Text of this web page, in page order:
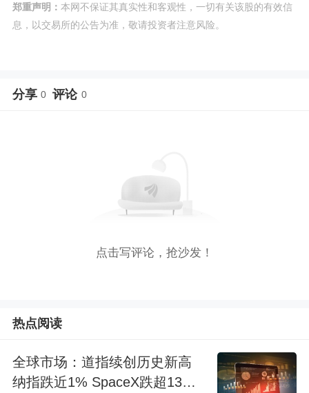
郑重声明： 本网不保证其真实性和客观性，一切有关该股的有效信
息，以交易所的公告为准，敬请投资者注意风险。
分享 0 评论 0
点击写评论，抢沙发！
热点阅读
全球市场：道指续创历史新高
纳指跌近1% SpaceX跌超13%